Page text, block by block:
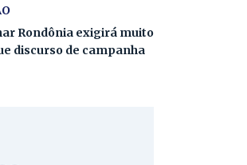
Rondônia exigirá muito
discurso de campanha